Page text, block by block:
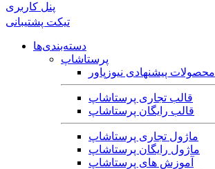
پنل کاربری
تیکت پشتیبانی
دسته‌بندی‌ها
پرستاشاپ
محصولات پیشنهادی نیوزپاور
قالب تجاری پرستاشاپ
قالب رایگان پرستاشاپ
ماژول تجاری پرستاشاپ
ماژول رایگان پرستاشاپ
آموزش های پرستاشاپ